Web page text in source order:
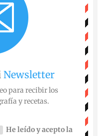
Newsletter
para recibir los
y recetas.
He leído y acepto la